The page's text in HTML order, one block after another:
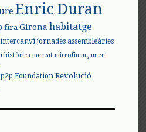
Enric Duran
fira Girona habitatge
intercanvi jornades assembleàries
històrica mercat microfinançament
p2p Foundation Revolució